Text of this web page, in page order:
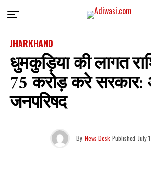
JHARKHAND
धुमकुड़िया की लागत
75 करोड़ करे सरकार:
जनपरिषद
By News Desk Published July